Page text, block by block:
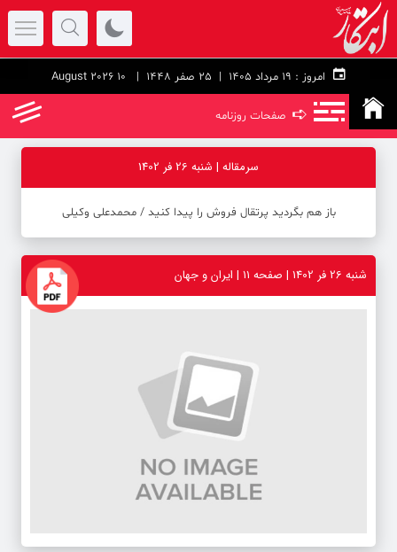
امروز : 25 صفر 1448 | 10 August 2026
➪ صفحات روزنامه
سرمقاله | شنبه 26 فر 1402
باز هم بگردید پرتقال فروش را پیدا کنید / محمدعلی وکیلی
شنبه 26 فر 1402 | صفحه ۱۱ | ایران و جهان